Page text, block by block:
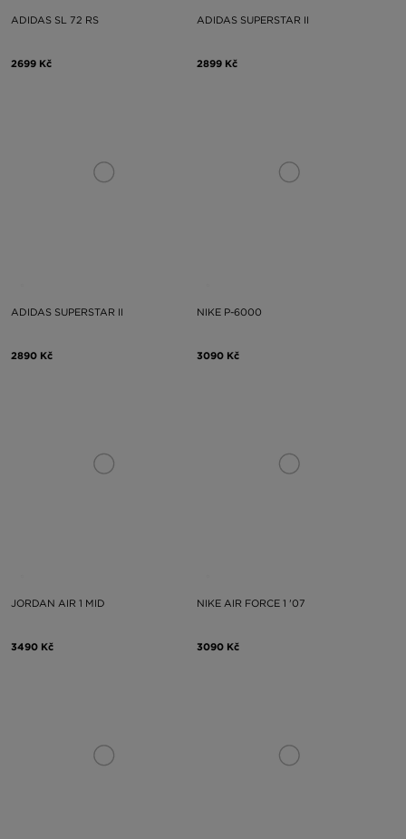
ADIDAS SL 72 RS
2699 Kč
ADIDAS SUPERSTAR II
2899 Kč
ADIDAS SUPERSTAR II
2890 Kč
NIKE P-6000
3090 Kč
JORDAN AIR 1 MID
3490 Kč
NIKE AIR FORCE 1 '07
3090 Kč